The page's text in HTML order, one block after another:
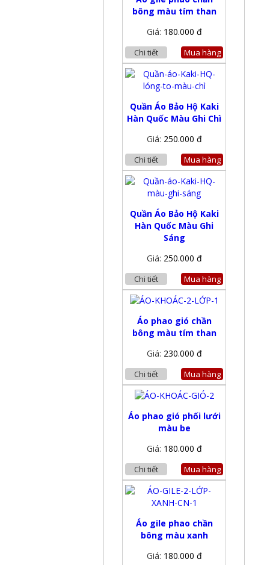
bông màu tím than
Giá: 180.000 đ
Chi tiết Mua hàng
Quần Áo Bảo Hộ Kaki
Hàn Quốc Màu Ghi Chì
Giá: 250.000 đ
Chi tiết Mua hàng
Quần Áo Bảo Hộ Kaki
Hàn Quốc Màu Ghi
Sáng
Giá: 250.000 đ
Chi tiết Mua hàng
Áo phao gió chần
bông màu tím than
Giá: 230.000 đ
Chi tiết Mua hàng
Áo phao gió phối lưới
màu be
Giá: 180.000 đ
Chi tiết Mua hàng
Áo gile phao chần
bông màu xanh
Giá: 180.000 đ